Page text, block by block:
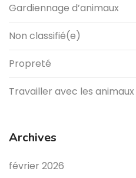
Gardiennage d’animaux
Non classifié(e)
Propreté
Travailler avec les animaux
Archives
février 2026